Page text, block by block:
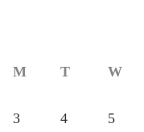
M T W
3
4 5